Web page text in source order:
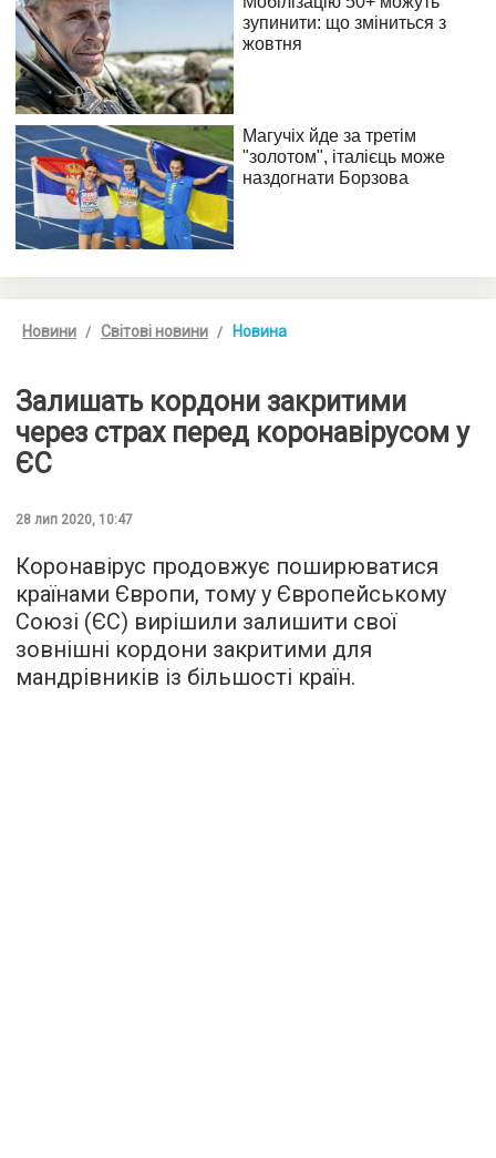
Новини Світові новини Новина
Залишать кордони закритими
через страх перед коронавірусом у
ЄС
28 лип 2020, 10:47
Коронавірус продовжує поширюватися
країнами Європи, тому у Європейському
Союзі (ЄС) вирішили залишити свої
зовнішні кордони закритими для
мандрівників із більшості країн.